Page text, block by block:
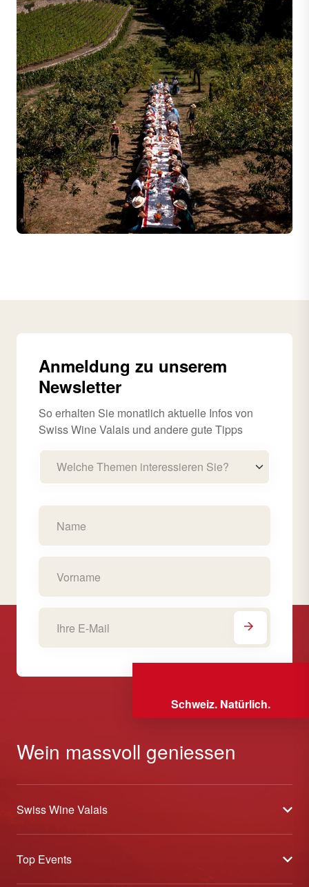
Anmeldung zu unserem
Newsletter
So erhalten Sie monatlich aktuelle Infos von
Swiss Wine Valais und andere gute Tipps
Welche Themen interessieren Sie?
Schweiz. Natürlich.
Wein massvoll geniessen
Swiss Wine Valais
Über uns
Allgemeine Geschäftsbedingungen
Top Events
Offene Weinkeller